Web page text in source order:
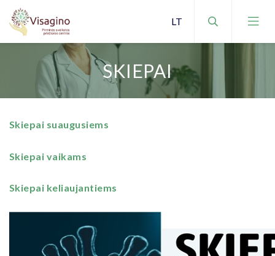
MOKAMOS PASLAUGOS
PAPILDOMAS PASLAUGAS TEIKIANČIOS
SKIEPAI
Skiepai suaugusiems
Skiepai vaikams
Skiepai keliaujantiems